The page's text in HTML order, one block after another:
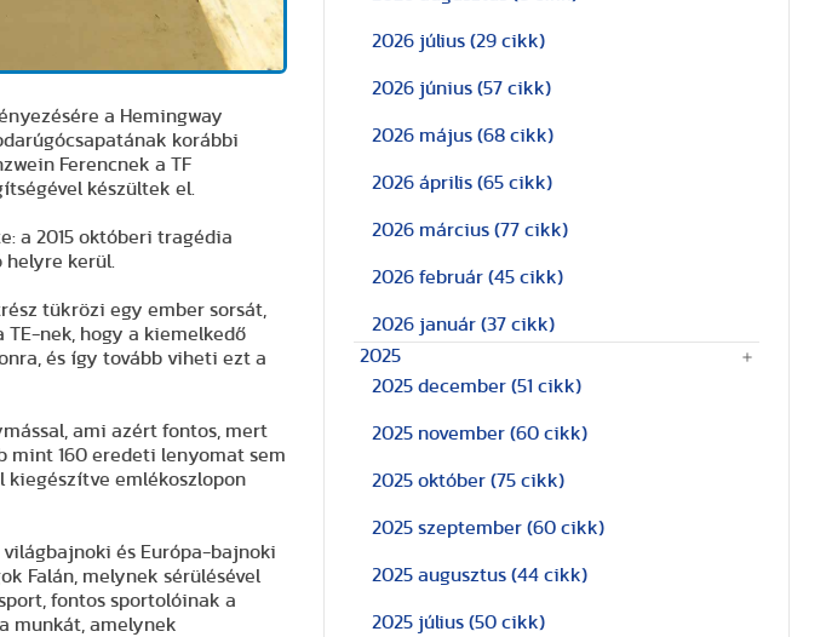
a Hemingway
korábbi
Ferencnek a TF
készültek el.
a 2015 októberi tragédia
helyre kerül.
tükrözi egy ember sorsát,
nek, hogy a kiemelkedő
és így tovább viheti ezt a
ami azért fontos, mert
mint 160 eredeti lenyomat sem
kiegészítve emlékoszlopon
és Európa-bajnoki
Falán, melynek sérülésével
fontos sportolóinak a
munkát, amelynek
2026 július (29 cikk)
2026 június (57 cikk)
2026 május (68 cikk)
2026 április (65 cikk)
2026 március (77 cikk)
2026 február (45 cikk)
2026 január (37 cikk)
2025
2025 december (51 cikk)
2025 november (60 cikk)
2025 október (75 cikk)
2025 szeptember (60 cikk)
2025 augusztus (44 cikk)
2025 július (50 cikk)